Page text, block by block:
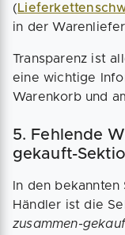
(
in der
Transparenz ist
eine wichtige
Warenkorb und
5. Fehlende
gekauft-
In den
Händler ist die
zusammen-